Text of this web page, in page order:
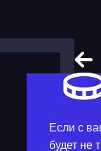
Если с
будет не